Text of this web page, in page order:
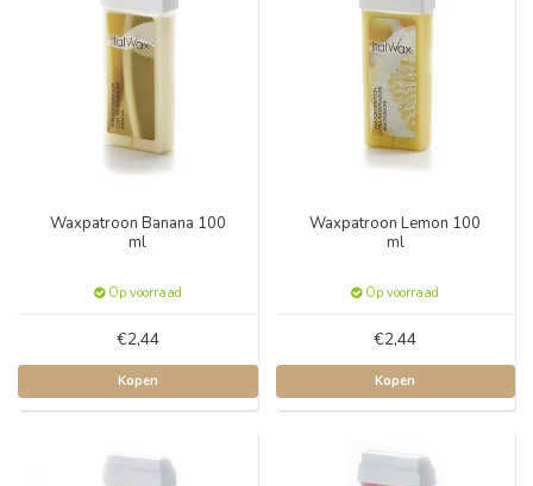
Waxpatroon Banana 100
ml
Op voorraad
€2,44
Kopen
Waxpatroon Lemon 100
ml
Op voorraad
€2,44
Kopen